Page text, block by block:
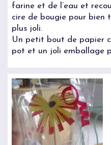
farine et de l’eau et
cire de bougie pour
plus joli.
Un petit bout de papier
pot et un joli emballage